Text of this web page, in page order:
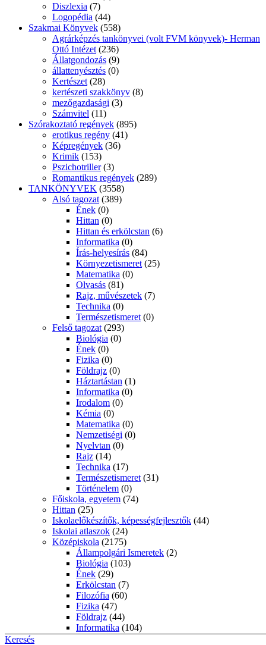
Diszlexia (7)
Logopédia (44)
Szakmai Könyvek (558)
Agrárképzés tankönyvei (volt FVM könyvek)- Herman
Ottó Intézet (236)
Állatgondozás (9)
állattenyésztés (0)
Kertészet (28)
kertészeti szakkönyv (8)
mezőgazdasági (3)
Számvitel (11)
Szórakoztató regények (895)
erotikus regény (41)
Képregények (36)
Krimik (153)
Pszichotriller (3)
Romantikus regények (289)
TANKÖNYVEK (3558)
Alsó tagozat (389)
Ének (0)
Hittan (0)
Hittan és erkölcstan (6)
Informatika (0)
Írás-helyesírás (84)
Környezetismeret (25)
Matematika (0)
Olvasás (81)
Rajz, művészetek (7)
Technika (0)
Természetismeret (0)
Felső tagozat (293)
Biológia (0)
Ének (0)
Fizika (0)
Földrajz (0)
Háztartástan (1)
Informatika (0)
Irodalom (0)
Kémia (0)
Matematika (0)
Nemzetiségi (0)
Nyelvtan (0)
Rajz (14)
Technika (17)
Természetismeret (31)
Történelem (0)
Főiskola, egyetem (74)
Hittan (25)
Iskolaelőkészítők, képességfejlesztők (44)
Iskolai atlaszok (24)
Középiskola (2175)
Állampolgári Ismeretek (2)
Biológia (103)
Ének (29)
Erkölcstan (7)
Filozófia (60)
Fizika (47)
Földrajz (44)
Informatika (104)
Keresés